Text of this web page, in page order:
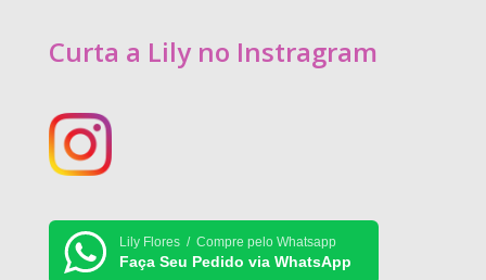
Curta a Lily no Instragram
Lily Flores / Compre pelo Whatsapp
Faça Seu Pedido via WhatsApp